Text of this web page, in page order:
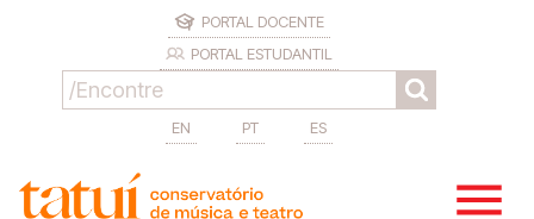
PORTAL DOCENTE
PORTAL ESTUDANTIL
EN PT ES